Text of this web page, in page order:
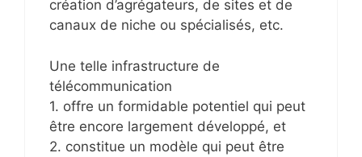
création d’agrégateurs, de sites et de
canaux de niche ou spécialisés, etc.
Une telle infrastructure de
télécommunication
1. offre un formidable potentiel qui peut
être encore largement développé, et
2. constitue un modèle qui peut être